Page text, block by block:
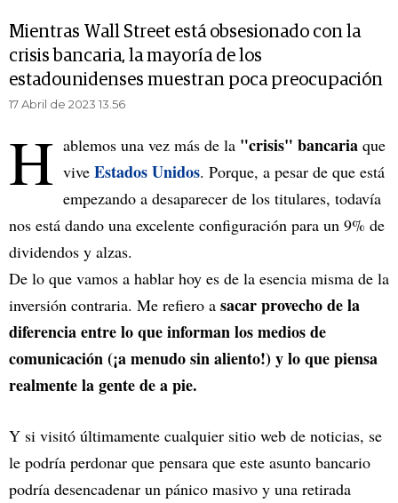
Mientras Wall Street está obsesionado con la
crisis bancaria, la mayoría de los
estadounidenses muestran poca preocupación
17 Abril de 2023 13.56
H ablemos una vez más de la "crisis" bancaria que
vive Estados Unidos. Porque, a pesar de que está
empezando a desaparecer de los titulares, todavía
nos está dando una excelente configuración para un 9% de
dividendos y alzas.
De lo que vamos a hablar hoy es de la esencia misma de la
inversión contraria. Me refiero a sacar provecho de la
diferencia entre lo que informan los medios de
comunicación (¡a menudo sin aliento!) y lo que piensa
realmente la gente de a pie.
Y si visitó últimamente cualquier sitio web de noticias, se
le podría perdonar que pensara que este asunto bancario
podría desencadenar un pánico masivo y una retirada